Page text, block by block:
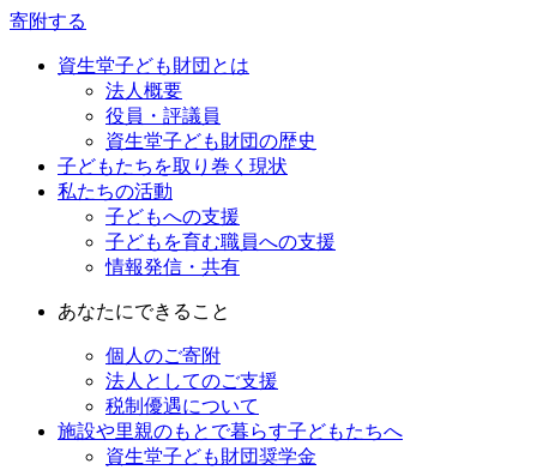
寄附する
資生堂子ども財団とは
法人概要
役員・評議員
資生堂子ども財団の歴史
子どもたちを取り巻く現状
私たちの活動
子どもへの支援
子どもを育む職員への支援
情報発信・共有
あなたにできること
個人のご寄附
法人としてのご支援
税制優遇について
施設や里親のもとで暮らす子どもたちへ
資生堂子ども財団奨学金